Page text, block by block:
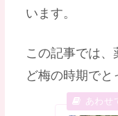
います。
この記事では
ど梅の時期でと